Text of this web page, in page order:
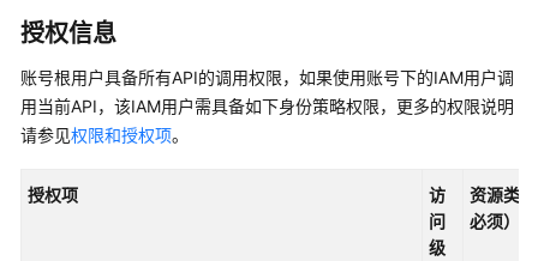
快
速
入
门
指
授权信息
账号根用户具备所有API的调用权限，如果使用账号下的IAM用户调
用当前API，该IAM用户需具备如下身份策略权限，更多的权限说明
请参见权限和授权项。
授权项
访
问
级
资源类
必须）